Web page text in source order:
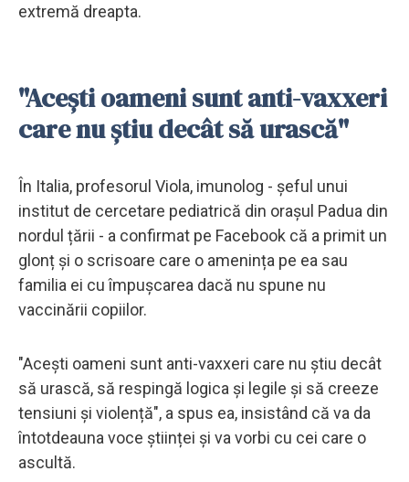
extremă dreapta.
"Acești oameni sunt anti-vaxxeri
care nu știu decât să urască"
În Italia, profesorul Viola, imunolog - șeful unui
institut de cercetare pediatrică din orașul Padua din
nordul țării - a confirmat pe Facebook că a primit un
glonț și o scrisoare care o amenința pe ea sau
familia ei cu împușcarea dacă nu spune nu
vaccinării copiilor.
"Acești oameni sunt anti-vaxxeri care nu știu decât
să urască, să respingă logica și legile și să creeze
tensiuni și violență", a spus ea, insistând că va da
întotdeauna voce științei și va vorbi cu cei care o
ascultă.